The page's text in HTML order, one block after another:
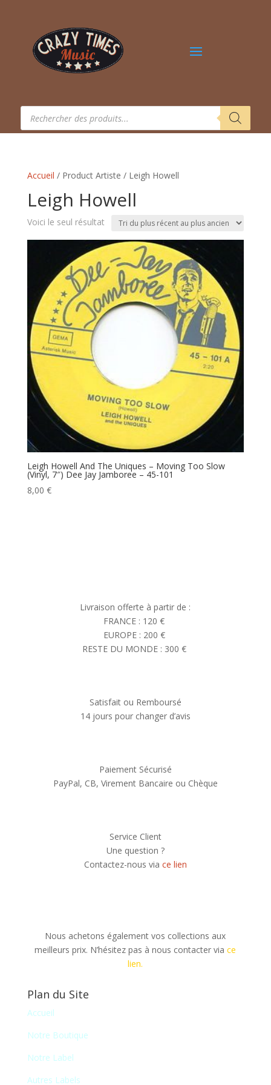
Recherche
produits
Accueil / Product Artiste / Leigh Howell
Leigh Howell
Voici le seul résultat
Leigh Howell And The Uniques – Moving Too Slow
(Vinyl, 7″) Dee Jay Jamboree – 45-101
8,00 €
Livraison offerte à partir de :
FRANCE : 120 €
EUROPE : 200 €
RESTE DU MONDE : 300 €
Satisfait ou Remboursé
14 jours pour changer d’avis
Paiement Sécurisé
PayPal, CB, Virement Bancaire ou Chèque
Service Client
Une question ?
Contactez-nous via ce lien
Nous achetons également vos collections aux
meilleurs prix. N’hésitez pas à nous contacter viace
lien.
Plan du Site
Accueil
Notre Boutique
Notre Label
Autres Labels